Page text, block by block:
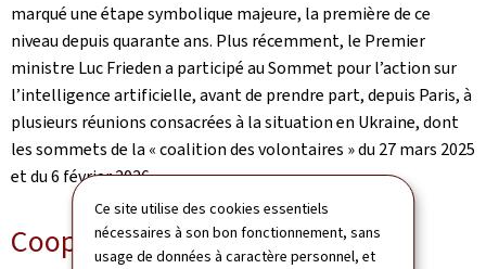
Ce site utilise des cookies essentiels
nécessaires à son bon fonctionnement, sans
usage de données à caractère personnel, et
marqué une étape symbolique majeure, la première de ce
niveau depuis quarante ans. Plus récemment, le Premier
ministre Luc Frieden a participé au Sommet pour l’action sur
l’intelligence artificielle, avant de prendre part, depuis Paris, à
plusieurs réunions consacrées à la situation en Ukraine, dont
les sommets de la « coalition des volontaires » du 27 mars 2025
et du 6 février 2026.
Coopération économique